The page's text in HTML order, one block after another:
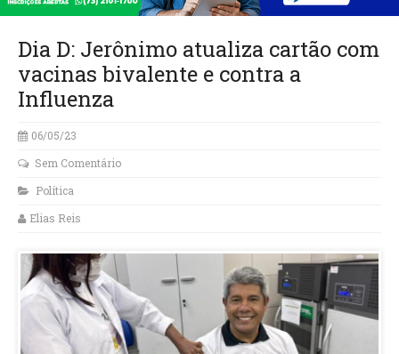
Dia D: Jerônimo atualiza cartão com
vacinas bivalente e contra a
Influenza
06/05/23
Sem Comentário
Política
Elias Reis